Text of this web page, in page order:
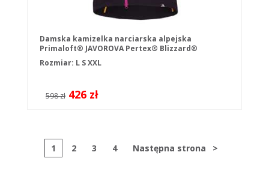
Damska kamizelka narciarska alpejska
Primaloft® JAVOROVA Pertex® Blizzard®
Thermal Comfort
Rozmiar: L SXXL
598 zł 426 zł
1 2 3 4 Następna strona >